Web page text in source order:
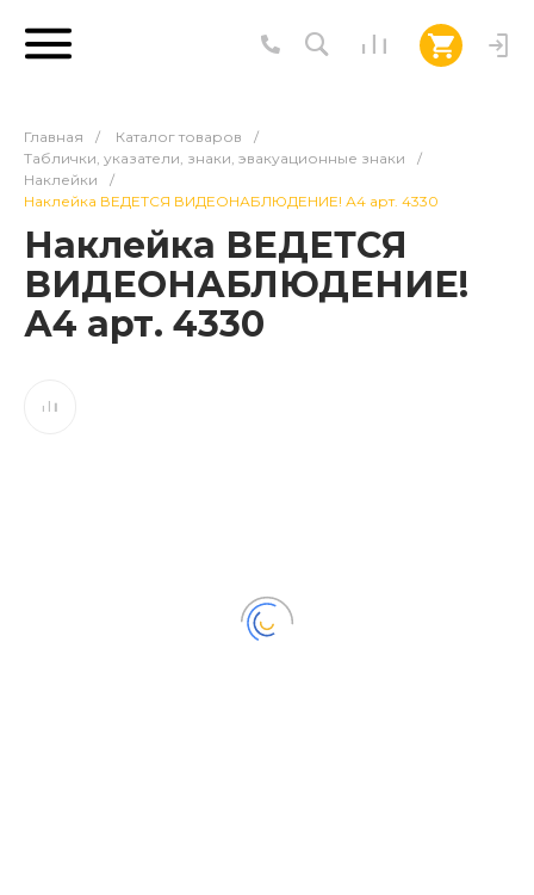
Главная / Каталог товаров
/
Таблички, указатели, знаки, эвакуационные знаки
/
Наклейки
/
Наклейка ВЕДЕТСЯ ВИДЕОНАБЛЮДЕНИЕ! А4 арт. 4330
Наклейка ВЕДЕТСЯ
ВИДЕОНАБЛЮДЕНИЕ!
А4 арт. 4330